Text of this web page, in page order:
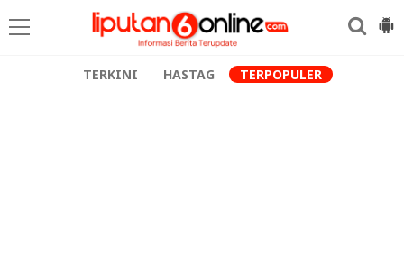
TERKINI HASTAG TERPOPULER